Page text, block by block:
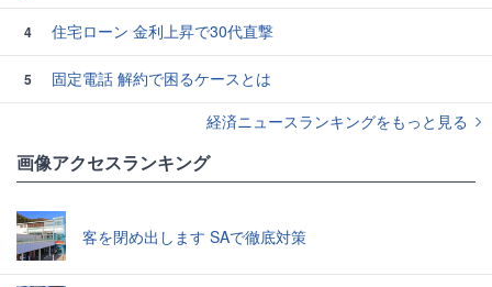
4 住宅ローン 金利上昇で30代直撃
5
固定電話 解約で困るケースとは
経済ニュースランキングをもっと見る
画像アクセスランキング
客を閉め出します SAで徹底対策